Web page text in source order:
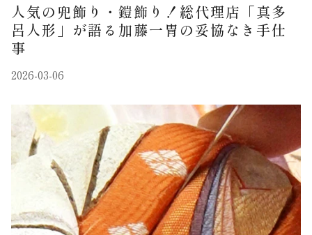
人気の兜飾り・鎧飾り！総代理店「真多
呂人形」が語る加藤一冑の妥協なき手仕
事
2026-03-06